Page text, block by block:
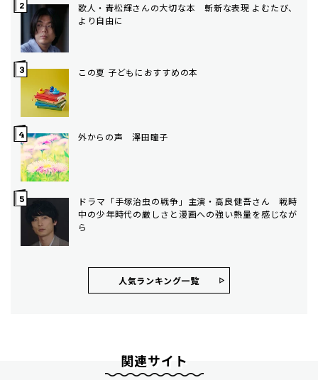
歌人・青松輝さんの大切な本 斬新な表現 よむたび、
より自由に
この夏 子どもにおすすめの本
外からの声 澤田瞳子
ドラマ「手塚治虫の戦争」主演・高良健吾さん 戦時
中の少年時代の厳しさと漫画への強い熱量を感じなが
ら
人気ランキング⼀覧
関連サイト